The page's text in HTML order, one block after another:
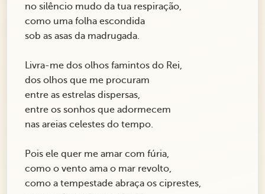
no silêncio mudo da tua respiração,
como uma folha escondida
sob as asas da madrugada.
Livra-me dos olhos famintos do Rei,
dos olhos que me procuram
entre as estrelas dispersas,
entre os sonhos que adormecem
nas areias celestes do tempo.
Pois ele quer me amar com fúria,
como o vento ama o mar revolto,
como a tempestade abraça os ciprestes,